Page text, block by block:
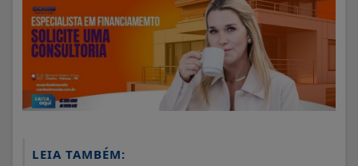
LEIA TAMBÉM: